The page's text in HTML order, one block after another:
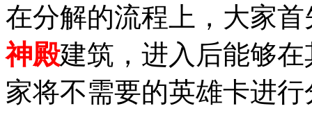
在分解的流程上，大家
神殿建筑，进入后能够
家将不需要的英雄卡进